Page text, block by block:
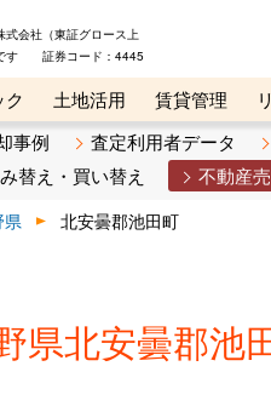
式会社（東証グロース上
す 証券コード：4445
ク 土地活用 賃貸管理
ン講座 リビンマガジンBiz
事例 査定利用者データ
替え・買い替え 不動産
県 北安曇郡池田町
県北安曇郡池